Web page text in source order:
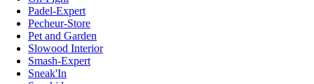
Padel-Expert
Pecheur-Store
Pet and Garden
Slowood Interior
Smash-Expert
Sneak'In